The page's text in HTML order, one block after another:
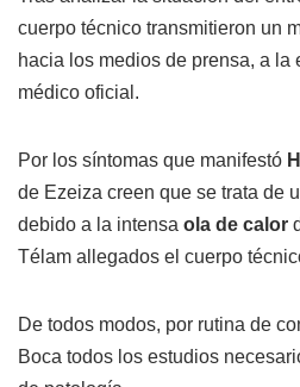
cuerpo técnico transmitieron un
hacia los medios de prensa, a la
médico oficial.
Por los síntomas que manifestó
de Ezeiza creen que se trata de
debido a la intensa ola de calor
Télam allegados el cuerpo
De todos modos, por rutina de
Boca todos los estudios